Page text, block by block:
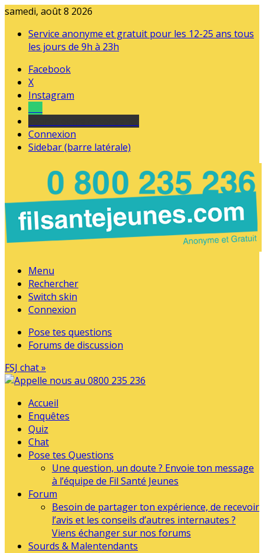
samedi, août 8 2026
Service anonyme et gratuit pour les 12-25 ans tous
les jours de 9h à 23h
Facebook
X
Instagram
Connexion
Sidebar (barre latérale)
Menu
Rechercher
Switch skin
Connexion
Pose tes questions
Forums de discussion
FSJ chat »
Accueil
Enquêtes
Quiz
Chat
Pose tes Questions
Une question, un doute ? Envoie ton message
à l’équipe de Fil Santé Jeunes
Forum
Besoin de partager ton expérience, de recevoir
l’avis et les conseils d’autres internautes ?
Viens échanger sur nos forums
Sourds & Malentendants